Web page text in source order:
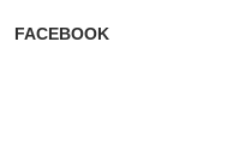
FACEBOOK